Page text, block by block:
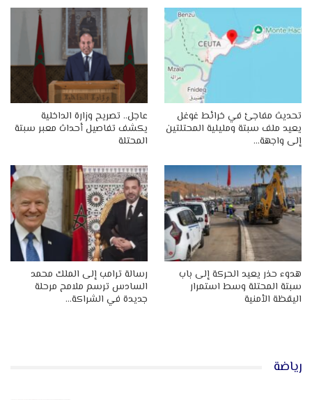
تحديث مفاجئ في خرائط غوغل
يعيد ملف سبتة ومليلية المحتلتين
إلى واجهة…
عاجل.. تصريح وزارة الداخلية
يكشف تفاصيل أحداث معبر سبتة
المحتلة
هدوء حذر يعيد الحركة إلى باب
سبتة المحتلة وسط استمرار
اليقظة الأمنية
رسالة ترامب إلى الملك محمد
السادس ترسم ملامح مرحلة
جديدة في الشراكة…
رياضة